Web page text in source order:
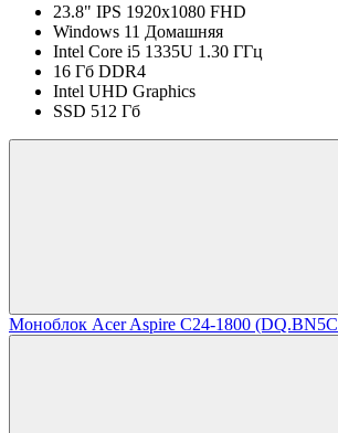
23.8" IPS 1920x1080 FHD
Windows 11 Домашняя
Intel Core i5 1335U 1.30 ГГц
16 Гб DDR4
Intel UHD Graphics
SSD 512 Гб
Моноблок Acer Aspire C24-1800